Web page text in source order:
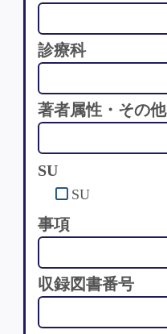
診療科
著者属性・その他
SU
SU
事項
収録図書番号